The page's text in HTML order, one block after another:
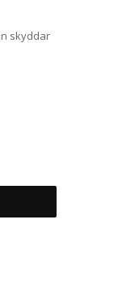
skyddar